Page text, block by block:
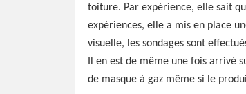
toiture. Par expérience, elle sait
expériences, elle a mis en place
visuelle, les sondages sont
Il en est de même une fois arrivé
de masque à gaz même si le